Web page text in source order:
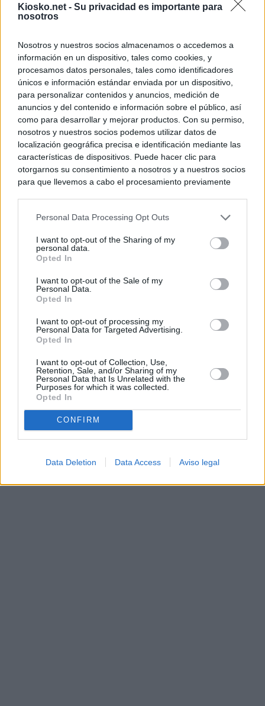
Kiosko.net - Su privacidad es importante para
nosotros
Nosotros y nuestros socios almacenamos o accedemos a
información en un dispositivo, tales como cookies, y
procesamos datos personales, tales como identificadores
únicos e información estándar enviada por un dispositivo,
para personalizar contenidos y anuncios, medición de
anuncios y del contenido e información sobre el público, así
como para desarrollar y mejorar productos. Con su permiso,
nosotros y nuestros socios podemos utilizar datos de
localización geográfica precisa e identificación mediante las
características de dispositivos. Puede hacer clic para
otorgarnos su consentimiento a nosotros y a nuestros socios
para que llevemos a cabo el procesamiento previamente
negar su consentimiento. Tenga en cuenta que algún
de su consentimiento, pero usted tiene el derecho de
rechazar tal procesamiento. Sus preferencias se aplicarán
cualquier momento entrando de nuevo en este sitio web o
visitando nuestra política de privacidad.
Personal Data Processing Opt Outs
I want to opt-out of the Sharing of my
personal data.
Opted In
I want to opt-out of the Sale of my
Personal Data.
Opted In
I want to opt-out of processing my
Personal Data for Targeted Advertising.
Opted In
I want to opt-out of Collection, Use,
Retention, Sale, and/or Sharing of my
Personal Data that Is Unrelated with the
Purposes for which it was collected.
Opted In
CONFIRM
Data Deletion Data Access Aviso legal